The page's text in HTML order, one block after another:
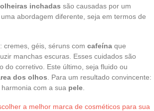
olheiras inchadas são causadas por um
abordagem diferente, seja em termos de
: cremes, géis, séruns com cafeína que
manchas escuras. Esses cuidados são
do corretivo. Este último, seja fluido ou
dos olhos . Para um resultado convincente:
com a sua pele
a melhor marca de cosméticos para sua